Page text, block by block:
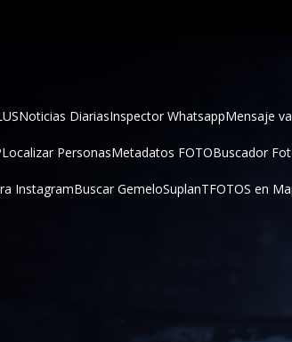
Noticias DiariasInspector WhatsappMensaje
Localizar PersonasMetadatos FOTOBuscador
InstagramBuscar GemeloSuplanTFOTOS en